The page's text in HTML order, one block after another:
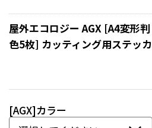
屋外エコロジー AGX [A4変
色5枚] カッティング用ステッ
[AGX]カラー